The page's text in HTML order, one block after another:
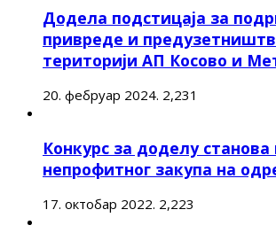
Додела подстицаја за
привреде и
територији АП Косово и
20. фебруар 2024. 2,231
Конкурс за доделу
непрофитног закупа на
17. октобар 2022. 2,223